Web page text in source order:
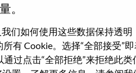
量。
们如何使用这些数据保持透
有 Cookie。选择“全部接受”
过点击“全部拒绝”来拒绝此